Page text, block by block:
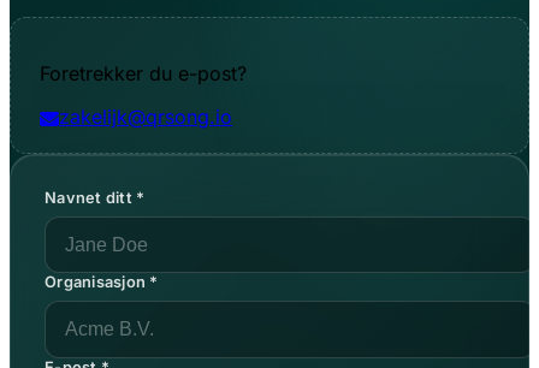
Foretrekker du e-post?
zakelijk@qrsong.io
Navnet ditt *
Organisasjon *